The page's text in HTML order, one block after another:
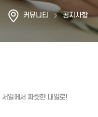
커뮤니티 공지사항